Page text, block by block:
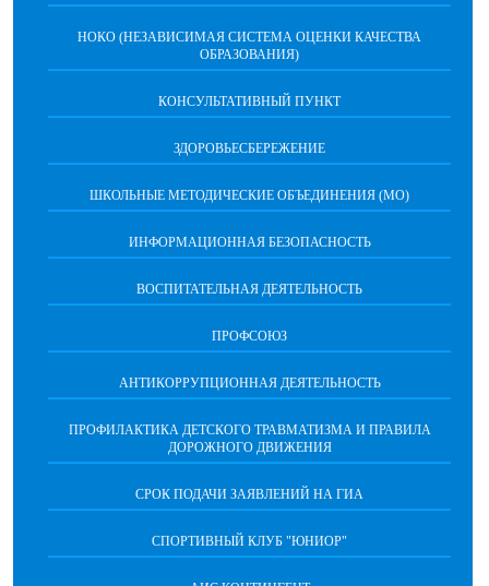
НОКО (НЕЗАВИСИМАЯ СИСТЕМА ОЦЕНКИ КАЧЕСТВА
ОБРАЗОВАНИЯ)
КОНСУЛЬТАТИВНЫЙ ПУНКТ
ЗДОРОВЬЕСБЕРЕЖЕНИЕ
ШКОЛЬНЫЕ МЕТОДИЧЕСКИЕ ОБЪЕДИНЕНИЯ (МО)
ИНФОРМАЦИОННАЯ БЕЗОПАСНОСТЬ
ВОСПИТАТЕЛЬНАЯ ДЕЯТЕЛЬНОСТЬ
ПРОФСОЮЗ
АНТИКОРРУПЦИОННАЯ ДЕЯТЕЛЬНОСТЬ
ПРОФИЛАКТИКА ДЕТСКОГО ТРАВМАТИЗМА И ПРАВИЛА
ДОРОЖНОГО ДВИЖЕНИЯ
СРОК ПОДАЧИ ЗАЯВЛЕНИЙ НА ГИА
СПОРТИВНЫЙ КЛУБ "ЮНИОР"